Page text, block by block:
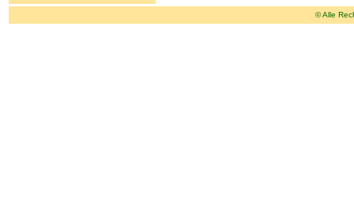
© Alle